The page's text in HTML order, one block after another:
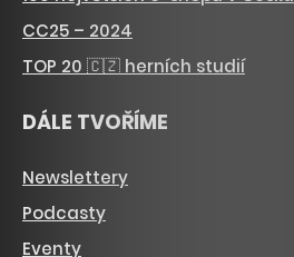
CC25 – 2024
TOP 20 🇨🇿 herních studií
DÁLE TVOŘÍME
Newslettery
Podcasty
Eventy